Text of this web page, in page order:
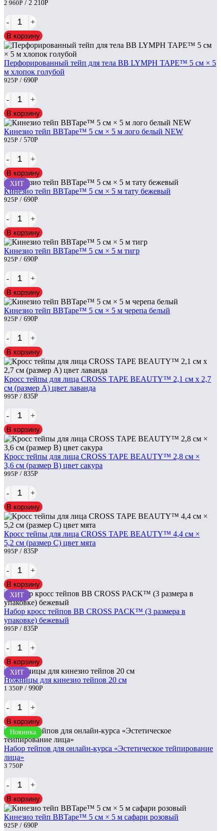
2 960Р / 2 210Р
-
+
В корзину
Перфорированный тейп для тела BB LYMPH TAPE™ 5 см × 5
м хлопок голубой
925Р / 690Р
-
+
В корзину
Кинезио тейп BBTape™ 5 см × 5 м лого белый NEW
925Р / 570Р
-
+
В корзину
ХИТ
Кинезио тейп BBTape™ 5 см × 5 м тату бежевый
925Р / 690Р
-
+
В корзину
Кинезио тейп BBTape™ 5 см × 5 м тигр
925Р / 690Р
-
+
В корзину
Кинезио тейп BBTape™ 5 см × 5 м черепа белый
925Р / 690Р
-
+
В корзину
Кросс тейпы для лица CROSS TAPE BEAUTY™ 2,1 см x 2,7
см (размер А) цвет лаванда
995Р / 835Р
-
+
В корзину
Кросс тейпы для лица CROSS TAPE BEAUTY™ 2,8 см ×
3,6 см (размер B) цвет сакура
995Р / 835Р
-
+
В корзину
Кросс тейпы для лица CROSS TAPE BEAUTY™ 4,4 см ×
5,2 см (размер C) цвет мята
995Р / 835Р
-
+
В корзину
ХИТ
Набор кросс тейпов BB CROSS PACK™ (3 размера в
упаковке) бежевый
995Р / 835Р
-
+
В корзину
ХИТ
Ножницы для кинезио тейпов 20 см
1 350Р / 990Р
-
+
В корзину
Новинка
Набор тейпов для онлайн-курса «Эстетическое тейпирование
лица»
3 750Р
-
+
В корзину
Кинезио тейп BBTape™ 5 см × 5 м сафари розовый
925Р / 690Р